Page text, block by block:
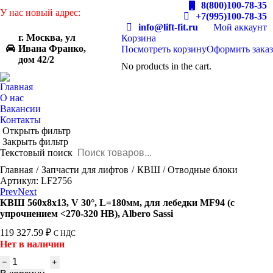
У нас новый адрес:
г. Москва, ул
Ивана Франко,
дом 42/2
8(800)100-78-35
+7(995)100-78-35
info@lift-fit.ru
Мой аккаунт
Корзина
Посмотреть корзинуОформить заказ
No products in the cart.
Главная
О нас
Вакансии
Контакты
Открыть фильтр
Закрыть фильтр
Текстовый поиск
You are here:
Главная Запчасти для лифтов
КВШ / Отводные блоки
Артикул: LF2756
PrevNext
КВШ 560х8х13, V 30°, L=180мм, для лебедки MF94 (c
упрочнением <270-320 HB), Albero Sassi
119 327.59 ₽ С НДС
Нет в наличии
Количество